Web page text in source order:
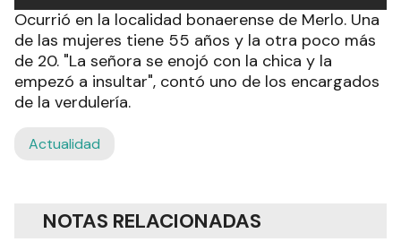
Ocurrió en la localidad bonaerense de Merlo. Una
de las mujeres tiene 55 años y la otra poco más
de 20. "La señora se enojó con la chica y la
empezó a insultar", contó uno de los encargados
de la verdulería.
Actualidad
NOTAS RELACIONADAS